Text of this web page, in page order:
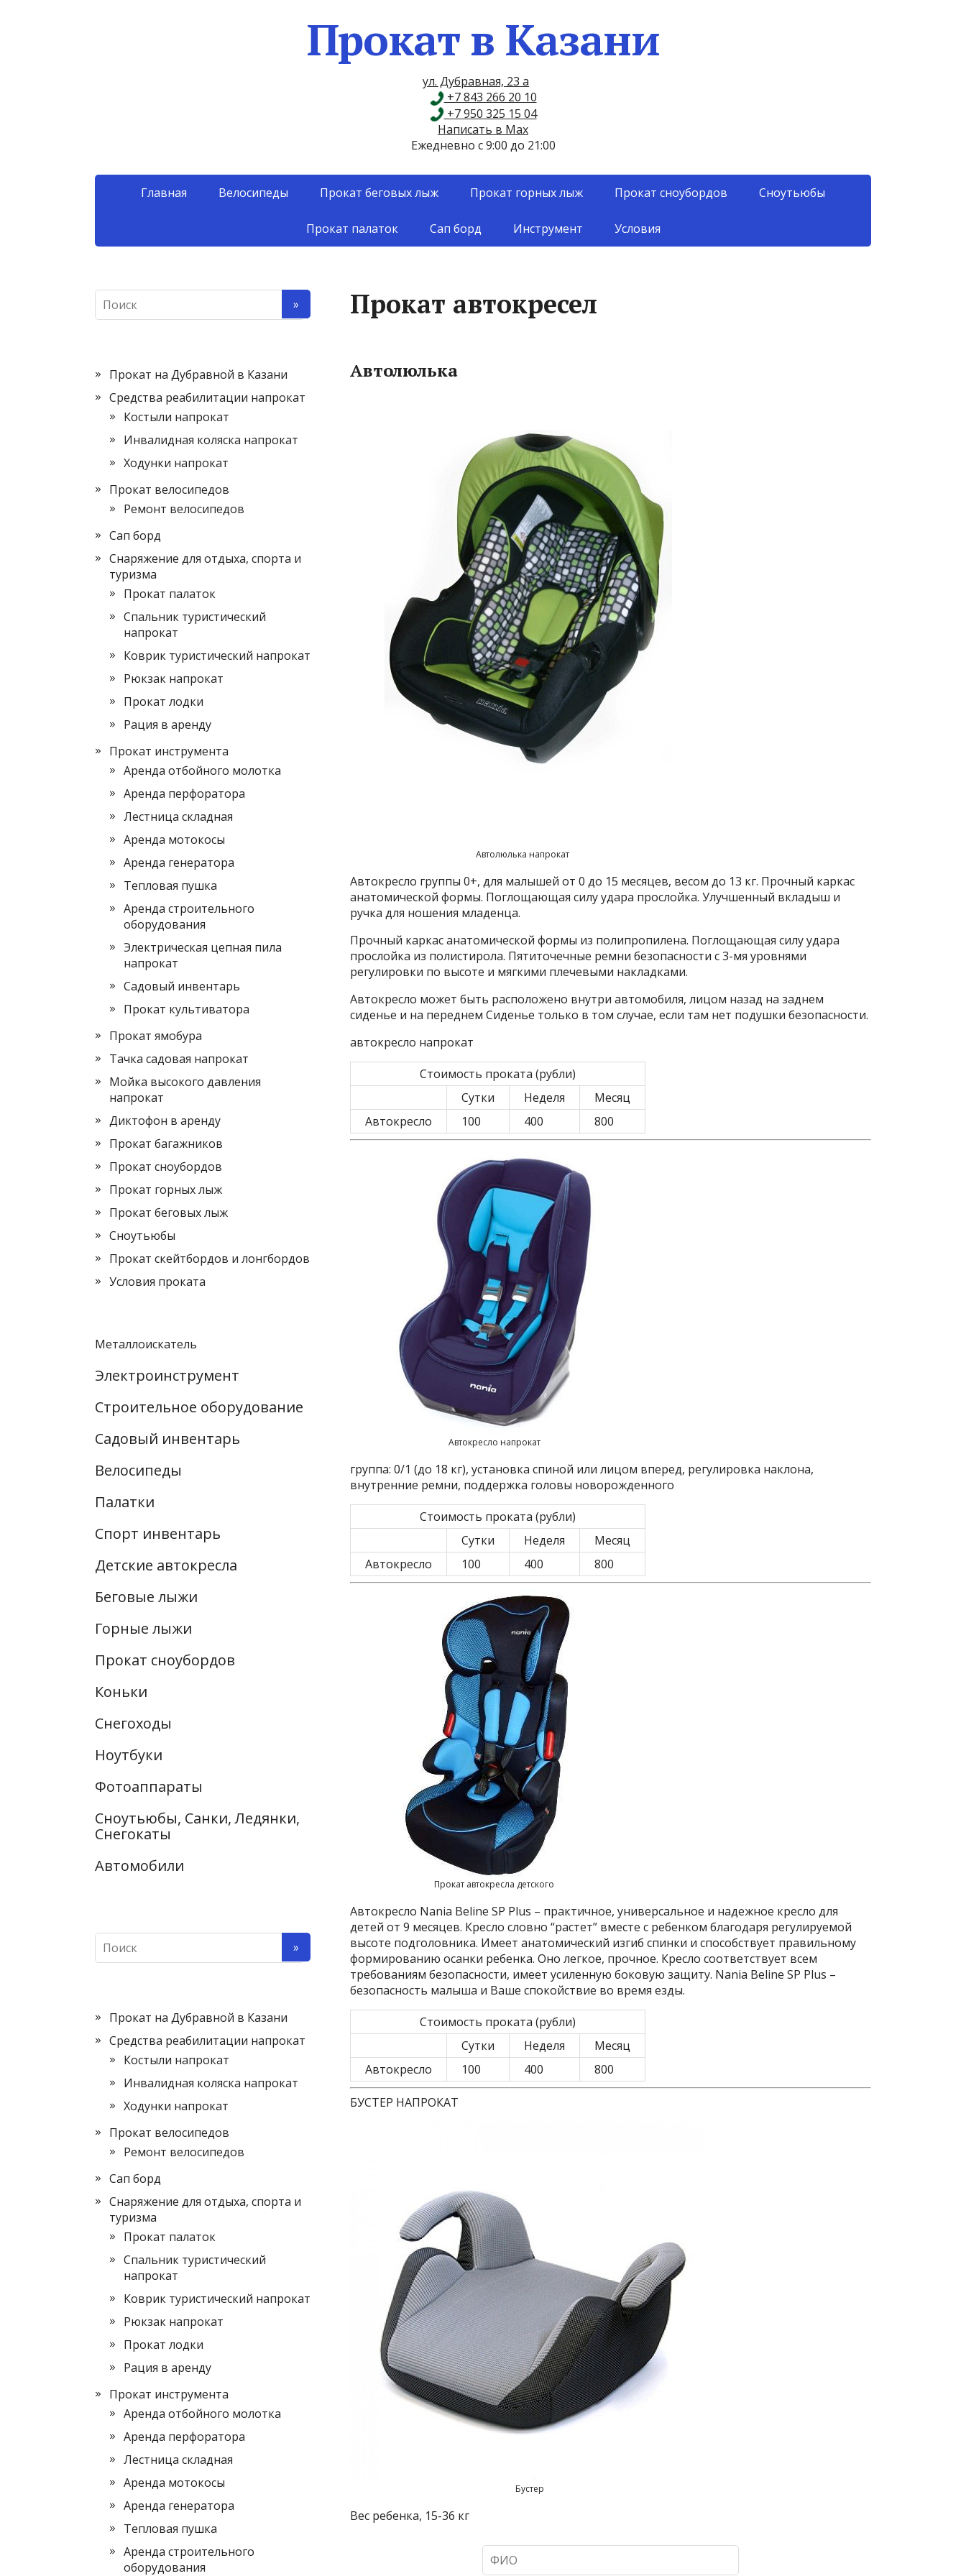
Прокат в Казани
ул. Дубравная, 23 а
+7 843 266 20 10
+7 950 325 15 04
Написать в Max
Ежедневно с 9:00 до 21:00
Главная Велосипеды Прокат беговых лыж Прокат горных лыж Прокат сноубордов Сноутьюбы
Прокат палаток Сап борд Инструмент Условия
Прокат автокресел
Автолюлька
Автолюлька напрокат
Автокресло группы 0+, для малышей от 0 до 15 месяцев, весом до 13 кг. Прочный каркас
анатомической формы. Поглощающая силу удара прослойка. Улучшенный вкладыш и
ручка для ношения младенца.
Прочный каркас анатомической формы из полипропилена. Поглощающая силу удара
прослойка из полистирола. Пятиточечные ремни безопасности с 3-мя уровнями
регулировки по высоте и мягкими плечевыми накладками.
Автокресло может быть расположено внутри автомобиля, лицом назад на заднем
сиденье и на переднем Сиденье только в том случае, если там нет подушки безопасности.
автокресло напрокат
Стоимость проката (рубли)
Сутки
Неделя
Месяц
Автокресло
100 400 800
Автокресло напрокат
группа: 0/1 (до 18 кг), установка спиной или лицом вперед, регулировка наклона,
внутренние ремни, поддержка головы новорожденного
Стоимость проката (рубли)
Сутки
Неделя
Месяц
Автокресло
100 400 800
Прокат автокресла детского
Автокресло Nania Beline SP Plus – практичное, универсальное и надежное кресло для
детей от 9 месяцев. Кресло словно “растет” вместе с ребенком благодаря регулируемой
высоте подголовника. Имеет анатомический изгиб спинки и способствует правильному
формированию осанки ребенка. Оно легкое, прочное. Кресло соответствует всем
требованиям безопасности, имеет усиленную боковую защиту. Nania Beline SP Plus –
безопасность малыша и Ваше спокойствие во время езды.
Стоимость проката (рубли)
Сутки
Неделя
Месяц
Автокресло
100 400 800
БУСТЕР НАПРОКАТ
Бустер
Вес ребенка, 15-36 кг
Прокат на Дубравной в Казани
Средства реабилитации напрокат
Костыли напрокат
Инвалидная коляска напрокат
Ходунки напрокат
Прокат велосипедов
Ремонт велосипедов
Сап борд
Снаряжение для отдыха, спорта и
туризма
Прокат палаток
Спальник туристический
напрокат
Коврик туристический напрокат
Рюкзак напрокат
Прокат лодки
Рация в аренду
Прокат инструмента
Аренда отбойного молотка
Аренда перфоратора
Лестница складная
Аренда мотокосы
Аренда генератора
Тепловая пушка
Аренда строительного
оборудования
Электрическая цепная пила
напрокат
Садовый инвентарь
Прокат культиватора
Прокат ямобура
Тачка садовая напрокат
Мойка высокого давления
напрокат
Диктофон в аренду
Прокат багажников
Прокат сноубордов
Прокат горных лыж
Прокат беговых лыж
Сноутьюбы
Прокат скейтбордов и лонгбордов
Условия проката
Металлоискатель
Электроинструмент
Строительное оборудование
Садовый инвентарь
Велосипеды
Палатки
Спорт инвентарь
Детские автокресла
Беговые лыжи
Горные лыжи
Прокат сноубордов
Коньки
Снегоходы
Ноутбуки
Фотоаппараты
Сноутьюбы, Санки, Ледянки,
Снегокаты
Автомобили
Прокат на Дубравной в Казани
Средства реабилитации напрокат
Костыли напрокат
Инвалидная коляска напрокат
Ходунки напрокат
Прокат велосипедов
Ремонт велосипедов
Сап борд
Снаряжение для отдыха, спорта и
туризма
Прокат палаток
Спальник туристический
напрокат
Коврик туристический напрокат
Рюкзак напрокат
Прокат лодки
Рация в аренду
Прокат инструмента
Аренда отбойного молотка
Аренда перфоратора
Лестница складная
Аренда мотокосы
Аренда генератора
Тепловая пушка
Аренда строительного
оборудования